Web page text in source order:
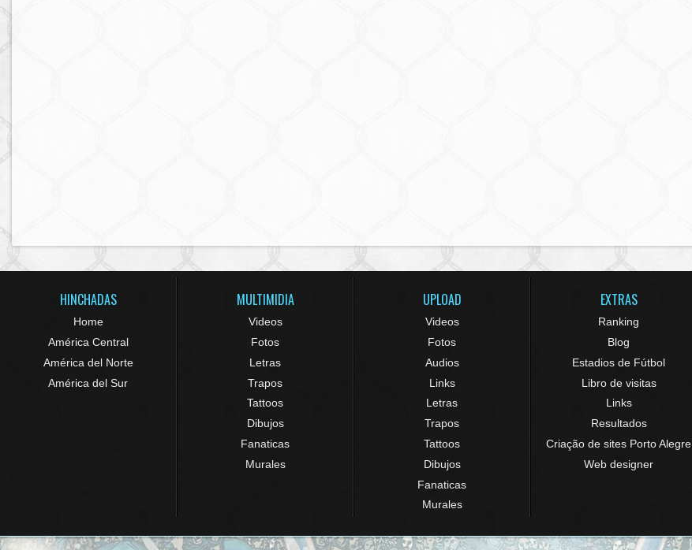
HINCHADAS
Home
América Central
América del Norte
América del Sur
MULTIMIDIA
Videos
Fotos
Letras
Trapos
Tattoos
Dibujos
Fanaticas
Murales
UPLOAD
Videos
Fotos
Audios
Links
Letras
Trapos
Tattoos
Dibujos
Fanaticas
Murales
EXTRAS
Ranking
Blog
Estadios de Fútbol
Libro de visitas
Links
Resultados
Criação de sites Porto Alegre
Web designer